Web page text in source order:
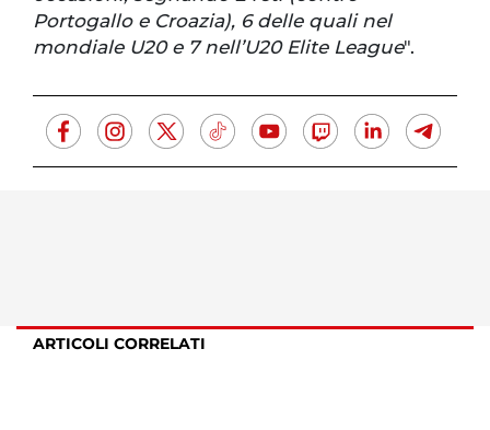
Portogallo e Croazia), 6 delle quali nel
mondiale U20 e 7 nell’U20 Elite League".
ARTICOLI CORRELATI